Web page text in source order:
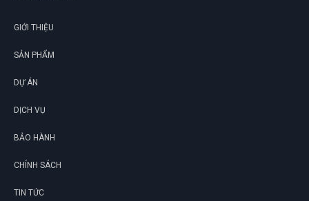
GIỚI THIỆU
SẢN PHẨM
DỰ ÁN
DỊCH VỤ
BẢO HÀNH
CHÍNH SÁCH
TIN TỨC